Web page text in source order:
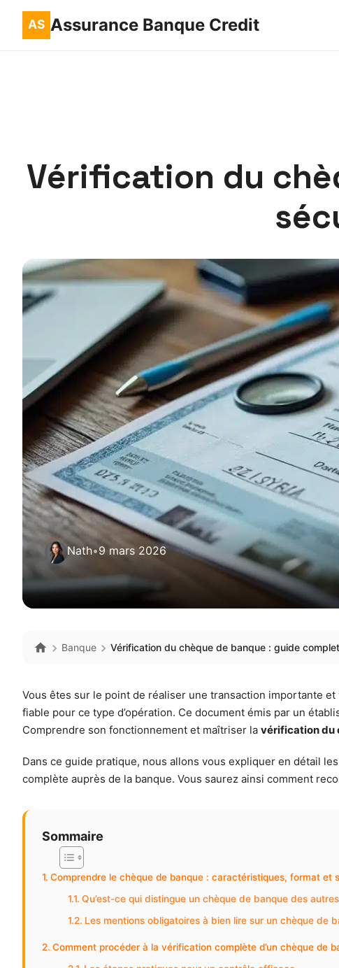
Assurance Banque Credit
Vérification du
Nath•9 mars 2026
Banque Vérification du chèque de banque : guide
Vous êtes sur le point de réaliser une transaction importante
fiable pour ce type d’opération. Ce document émis par un
Comprendre son fonctionnement et maîtriser la vérification du
Dans ce guide pratique, nous allons vous expliquer en détail
complète auprès de la banque. Vous saurez ainsi comment
Sommaire
Comprendre le chèque de banque : caractéristiques, format et
Qu’est-ce qui distingue un chèque de banque des
Les mentions obligatoires à bien lire sur un chèque de
Comment procéder à la vérification complète d’un chèque de